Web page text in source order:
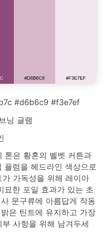
#d6b6c9 #f3e7ef
닝 글램
톤은 황혼의 벨벳 커튼과
플럼을 헤드라인 색상으로
가독성을 위해 레이아
묘한 포일 효과가 있는 초
문구류에 아름답게 작동
은 틴트에 유지하고 가장
사항을 위해 남겨두세